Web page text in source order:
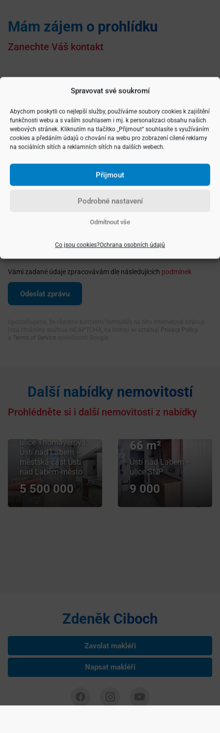
Spravovat své soukromí
Abychom poskytli co nejlepší služby, používáme soubory cookies k zajištění
funkčnosti webu a s vaším souhlasem i mj. k personalizaci obsahu našich
webových stránek. Kliknutím na tlačítko „Přijmout“ souhlasíte s využíváním
cookies a předáním údajů o chování na webu pro zobrazení cílené reklamy
na sociálních sítích a reklamních sítích na dalších webech.
Přijmout
Odmítnout vše
Podrobné nastavení
Co jsou cookies?Ochrana osobních údajů
Mám zájem o prohlídku
Zanechte Váš kontakt
Vámi zadané údaje zpracovávám dle následujících podmínek
Privacy Policy
Terms of Service
Další nabídky nemovitostí
Prohlédněte si i další nemovitosti z nabídky
v osobním
vlastnictví 99
m², Ústí nad
ulice Thomayerova,
Ústí nad Labem –
městská část Ústí
nad Labem-město
5 500 000
Pronájem
bytu 2+1
v osobním
66 m²
Ústí nad Labem –
ulice SNP
9 000
Zdeněk Ciboch
Zavolat makléři
Napsat makléři